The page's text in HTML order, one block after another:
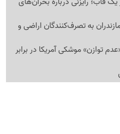
به تصرف‌کنندگان اراضی و
توازن» موشکی آمریکا در برابر